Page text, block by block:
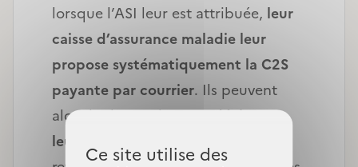
Ce site utilise des
lorsque l’ASI leur est attribuée, leur
caisse d’assurance maladie leur
propose systématiquement la C2S
payante par courrier. Ils peuvent
alors la demandersans déclarer
leurs ressource